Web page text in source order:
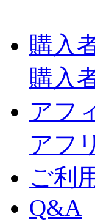
購入
購入
アフ
アフ
ご利
Q&A